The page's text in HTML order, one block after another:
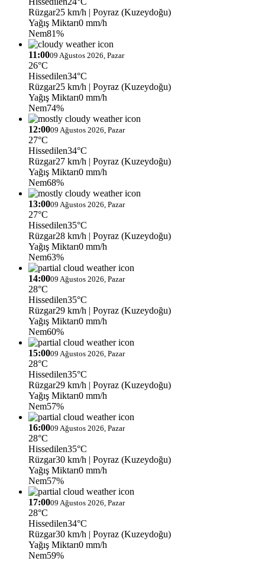
Rüzgar25 km/h | Poyraz (Kuzeydoğu)
Yağış Miktarı0 mm/h
Nem81%
11:0009 Ağustos 2026, Pazar
26°C
Hissedilen34°C
Rüzgar25 km/h | Poyraz (Kuzeydoğu)
Yağış Miktarı0 mm/h
Nem74%
12:0009 Ağustos 2026, Pazar
27°C
Hissedilen34°C
Rüzgar27 km/h | Poyraz (Kuzeydoğu)
Yağış Miktarı0 mm/h
Nem68%
13:0009 Ağustos 2026, Pazar
27°C
Hissedilen35°C
Rüzgar28 km/h | Poyraz (Kuzeydoğu)
Yağış Miktarı0 mm/h
Nem63%
14:0009 Ağustos 2026, Pazar
28°C
Hissedilen35°C
Rüzgar29 km/h | Poyraz (Kuzeydoğu)
Yağış Miktarı0 mm/h
Nem60%
15:0009 Ağustos 2026, Pazar
28°C
Hissedilen35°C
Rüzgar29 km/h | Poyraz (Kuzeydoğu)
Yağış Miktarı0 mm/h
Nem57%
16:0009 Ağustos 2026, Pazar
28°C
Hissedilen35°C
Rüzgar30 km/h | Poyraz (Kuzeydoğu)
Yağış Miktarı0 mm/h
Nem57%
17:0009 Ağustos 2026, Pazar
28°C
Hissedilen34°C
Rüzgar30 km/h | Poyraz (Kuzeydoğu)
Yağış Miktarı0 mm/h
Nem59%